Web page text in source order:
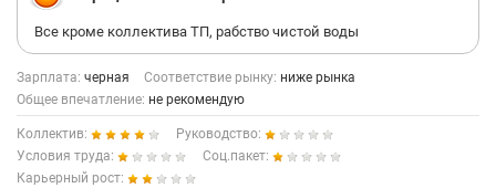
Все кроме коллектива ТП, рабство чистой воды
Зарплата: черная Соответствие рынку: ниже рынка
Общее впечатление: не рекомендую
Коллектив:
Руководство:
Условия труда:
Соц.пакет:
Карьерный рост: